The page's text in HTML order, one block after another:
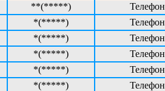
**(*****)
Телефон
*(*****)
Телефон
*(*****)
Телефон
*(*****)
Телефон
*(*****)
Телефон
*(*****)
Телефон